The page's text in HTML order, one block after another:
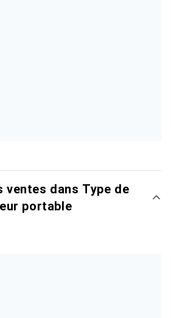
ventes dans Type de
portable